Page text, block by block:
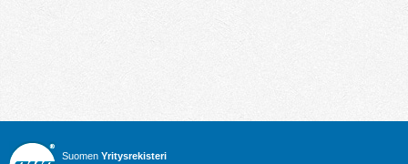
Suomen Yritysrekisteri